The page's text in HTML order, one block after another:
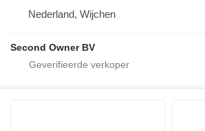
Nederland, Wijchen
Second Owner BV